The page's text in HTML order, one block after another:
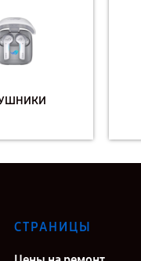
СТРАНИЦЫ